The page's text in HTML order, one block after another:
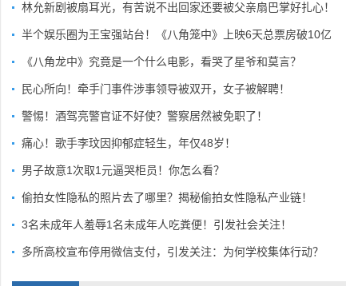
林允新剧被扇耳光，有苦说不出回家还要被父亲扇巴掌好扎心！
半个娱乐圈为王宝强站台！《八角笼中》上映6天总票房破10亿
《八角龙中》究竟是一个什么电影，看哭了星爷和莫言？
民心所向！牵手门事件涉事领导被双开，女子被解聘！
警惕！酒驾亮警官证不好使？警察居然被免职了！
痛心！歌手李玟因抑郁症轻生，年仅48岁！
男子故意1次取1元逼哭柜员！你怎么看？
偷拍女性隐私的照片去了哪里？揭秘偷拍女性隐私产业链！
3名未成年人羞辱1名未成年人吃粪便！引发社会关注！
多所高校宣布停用微信支付，引发关注：为何学校集体行动？